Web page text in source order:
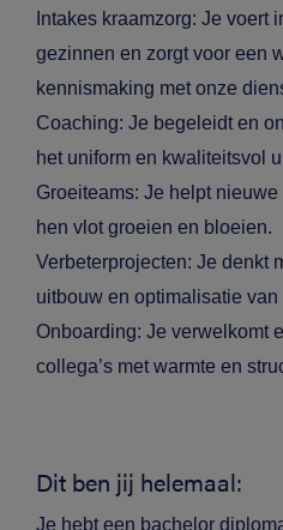
Intakes kraamzorg: Je voert
gezinnen en zorgt voor een
kennismaking met onze
Coaching: Je begeleidt en
het uniform en kwaliteitsvol
Groeiteams: Je helpt
hen vlot groeien en bloeien.
Verbeterprojecten: Je denkt
uitbouw en optimalisatie
Onboarding: Je verwelkomt
collega’s met warmte en
Dit ben jij helemaal:
Je hebt een bachelor